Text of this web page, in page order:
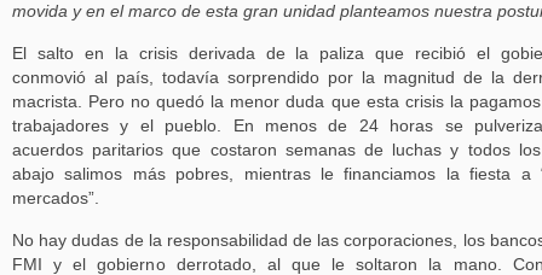
movida y en el marco de esta gran unidad planteamos nuestra
El salto en la crisis derivada de la paliza que recibió el
conmovió al país, todavía sorprendido por la magnitud de la
macrista. Pero no quedó la menor duda que esta crisis la
trabajadores y el pueblo. En menos de 24 horas se
acuerdos paritarios que costaron semanas de luchas y todos
abajo salimos más pobres, mientras le financiamos la fiesta a
mercados”.
No hay dudas de la responsabilidad de las corporaciones, los
FMI y el gobierno derrotado, al que le soltaron la mano.